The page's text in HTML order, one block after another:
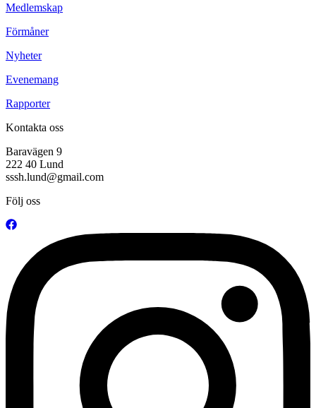
Medlemskap
Förmåner
Nyheter
Evenemang
Rapporter
Kontakta oss
Baravägen 9
222 40 Lund
sssh.lund@gmail.com
Följ oss